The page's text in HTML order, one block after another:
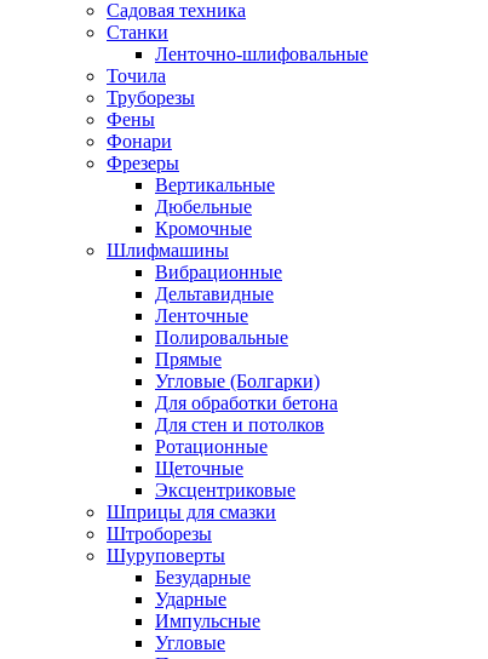
Садовая техника
Станки
Ленточно-шлифовальные
Точила
Труборезы
Фены
Фонари
Фрезеры
Вертикальные
Дюбельные
Кромочные
Шлифмашины
Вибрационные
Дельтавидные
Ленточные
Полировальные
Прямые
Угловые (Болгарки)
Для обработки бетона
Для стен и потолков
Ротационные
Щеточные
Эксцентриковые
Шприцы для смазки
Штроборезы
Шуруповерты
Безударные
Ударные
Импульсные
Угловые